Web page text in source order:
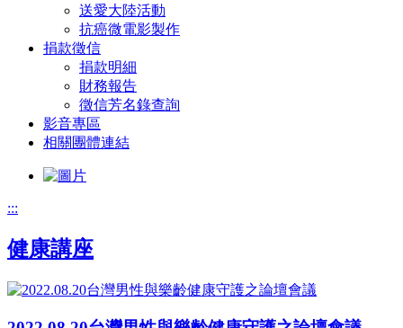
送愛大陸活動
抗癌微電影製作
捐款徵信
捐款明細
財務報告
徵信芳名錄查詢
影音專區
相關團體連結
:::
健康講座